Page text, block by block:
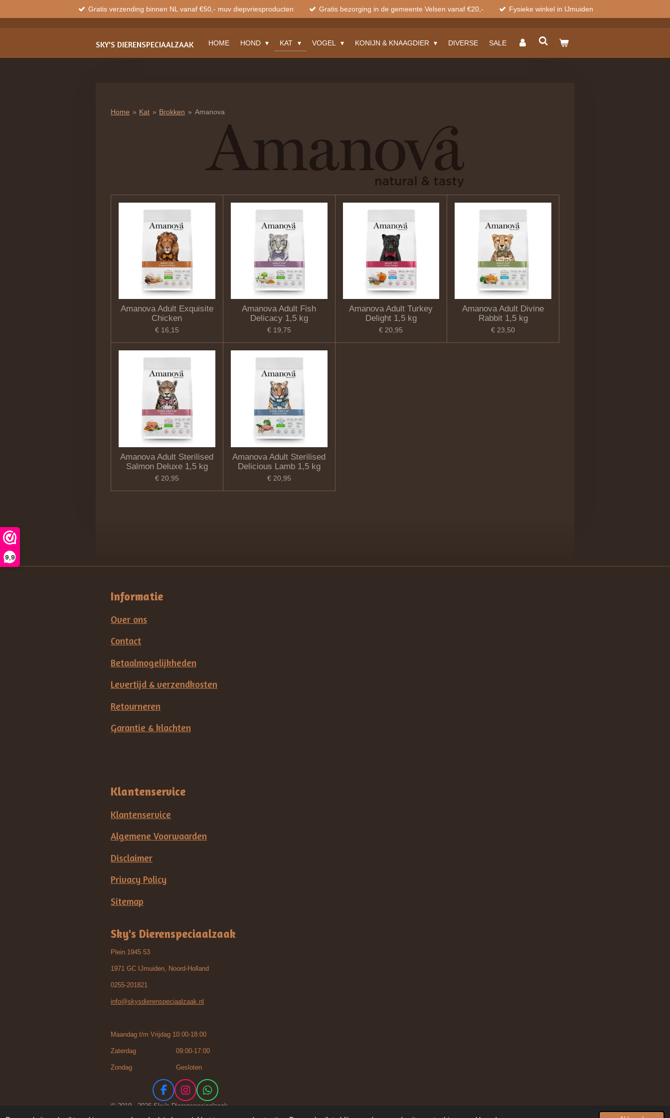
9,9
Gratis verzending binnen NL vanaf €50,- muv diepvriesproducten Gratis bezorging in de gemeente Velsen vanaf €20,- Fysieke winkel in IJmuiden
SKY'S DIERENSPECIAALZAAK HOME HOND KAT VOGEL KONIJN & KNAAGDIER DIVERSE SALE
Home » Kat » Brokken » Amanova
Amanova Adult Exquisite
Chicken
€ 16,15
Amanova Adult Fish
Delicacy 1,5 kg
€ 19,75
Amanova Adult Turkey
Delight 1,5 kg
€ 20,95
Amanova Adult Divine
Rabbit 1,5 kg
€ 23,50
Amanova Adult Sterilised
Salmon Deluxe 1,5 kg
€ 20,95
Amanova Adult Sterilised
Delicious Lamb 1,5 kg
€ 20,95
Informatie
Over ons
Contact
Betaalmogelijkheden
Levertijd & verzendkosten
Retourneren
Garantie & klachten
Klantenservice
Klantenservice
Algemene Voorwaarden
Disclaimer
Privacy Policy
Sitemap
Sky's Dierenspeciaalzaak
Plein 1945 53
1971 GC IJmuiden, Noord-Holland
0255-201821
info@skysdierenspeciaalzaak.nl
Maandag t/m Vrijdag 10:00-18:00
Zaterdag 09:00-17:00
Zondag Gesloten
F
a
c
I
n
W
h
a
© 2019 - 2026 Sky's Dierenspeciaalzaak